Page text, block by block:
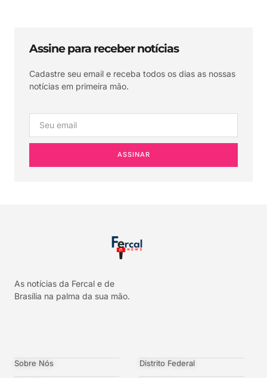
Assine para receber notícias
Cadastre seu email e receba todos os dias as nossas
notícias em primeira mão.
ASSINAR
As notícias da Fercal e de
Brasília na palma da sua mão.
Sobre Nós
Distrito Federal